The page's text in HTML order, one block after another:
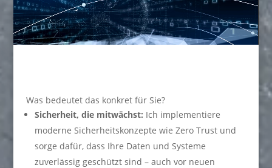
Was bedeutet das konkret für Sie?
Sicherheit, die mitwächst: Ich implementiere
moderne Sicherheitskonzepte wie Zero Trust und
sorge dafür, dass Ihre Daten und Systeme
zuverlässig geschützt sind – auch vor neuen